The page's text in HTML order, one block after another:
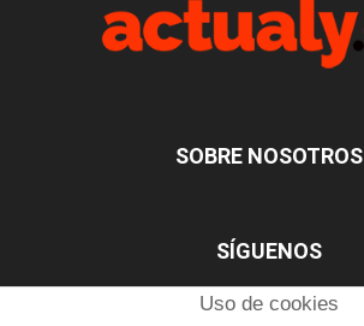
SOBRE NOSOTROS
SÍGUENOS
Uso de cookies